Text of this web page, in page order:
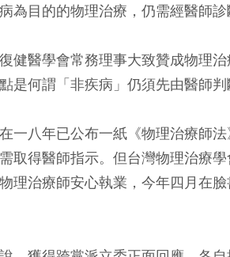
為目的的物理治療，仍需經醫師診
健醫學會常務理事大致贊成物理
是何謂「非疾病」仍須先由醫師
一八年已公布一紙《物理治療師
取得醫師指示。但台灣物理治療
理治療師安心執業，今年四月在